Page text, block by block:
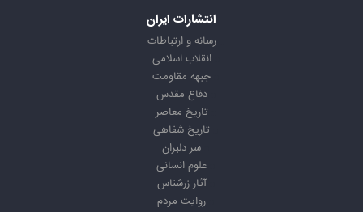
انتشارات ایران
رسانه و ارتباطات
انقلاب اسلامی
جبهه مقاومت
دفاع مقدس
تاریخ معاصر
تاریخ شفاهی
سر دلبران
علوم انسانی
آثار زرشناس
روایت مردم